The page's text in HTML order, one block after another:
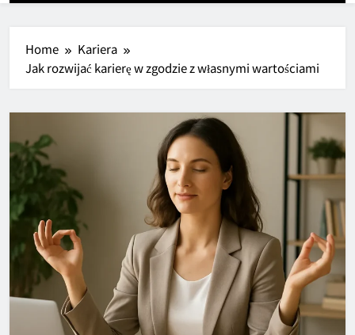
Home
Kariera
Jak rozwijać karierę w zgodzie z własnymi wartościami